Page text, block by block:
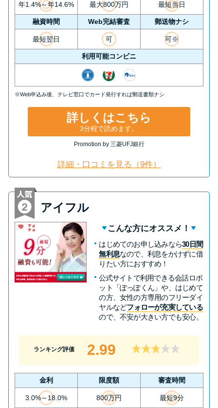
家賃払えないが強制退去は避け
たい…市役所に相談より賢い方
街金とは？絶対審査通る？借金
に悩む人へ街金をおすすめしな
い理由
質屋でお金を借りるには？年利
やシステムをカードローンと比
る？
学生がお金を借りる方法は？親
へのバレにくさや将来への影響
を解説
ソフト闇金とは？悪質な手口に
は要注意！
てはいけない理由と借りた場合
の対処法
申し込みブラックとは?判断の目
年1.4%～年14.6% 最大800万円 最短当日
融資時間 Web完結審査 郵送物ナシ
最短翌日 可 可※
利用可能コンビニ
※Web申込み後、テレビ窓口でカード発行すれば郵送書類ナシ
詳しくはこちら
3分程で読めます。
Promotion by 三菱UFJ銀行
詳細・口コミを見る（9件）
アイフル
こんな方にオススメ！
はじめてのお申し込みなら30日間
無利息なので、利息をかけずに借
りたい方におすすめ！
公式サイトで利用できる会話ロボ
ット「ぽっぽくん」や、はじめて
の方、女性の方専用のフリーダイ
ヤルなどフォローが充実している
ので、不安が大きい方でも安心。
ランキング評価 2.99
金利 限度額 審査時間
3.0%～18.0% 800万円 最短9分